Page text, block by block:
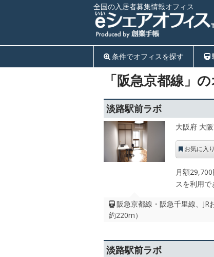
全国の入居者募集情報オフィス
条件でオフィスを探す
「阪急京都線」
淡路駅前ラボ
大阪府 大
お気に入り
月額
スを利用で
阪急京都線・阪急千里線、JR
約220m）
淡路駅前ラボ